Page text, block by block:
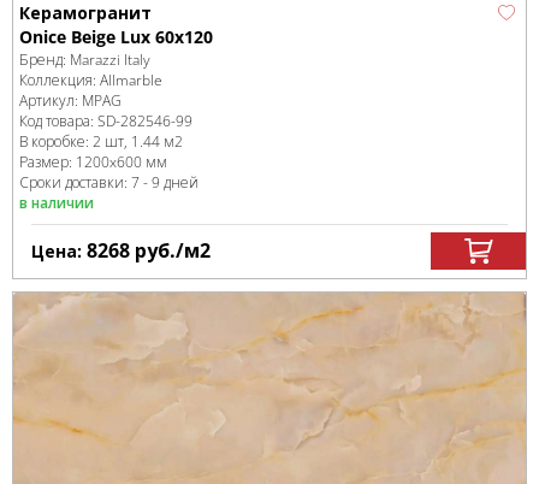
Керамогранит
Onice Beige Lux 60x120
Бренд: Marazzi Italy
Коллекция: Allmarble
Артикул: MPAG
Код товара: SD-282546-99
В коробке: 2 шт, 1.44 м2
Размер: 1200x600 мм
Сроки доставки: 7 - 9 дней
в наличии
Цена: 8268 руб./м2